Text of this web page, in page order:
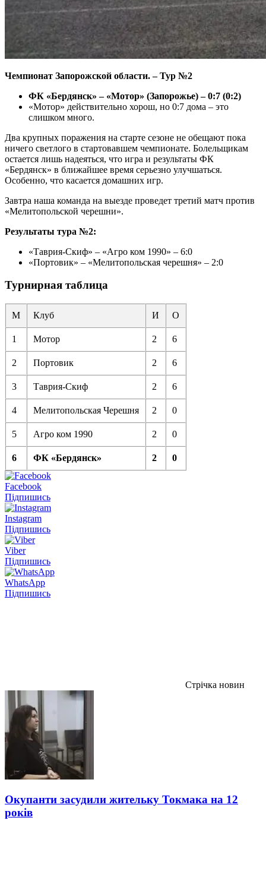
Чемпионат Запорожской области. –Тур №2
ФК «Бердянск» – «Мотор» (Запорожье) – 0:7 (0:2)
«Мотор» действительно хорош, но 0:7 дома – это
слишком много.
Два крупных поражения на старте сезоне не обещают пока
ничего светлого в стартовавшем чемпионате. Болельщикам
остается лишь надеяться, что игра и результаты ФК
«Бердянск» в ближайшее время серьезно улучшаться.
Особенно, что касается домашних игр.
Завтра наша команда на выезде проведет третий матч против
«Мелитопольской черешни».
Результаты тура №2:
«Таврия-Скиф» – «Агро ком 1990» – 6:0
«Портовик» – «Мелитопольская черешня» – 2:0
Турнирная таблица
М Клуб И О
1 Мотор 2 6
2 Портовик 2 6
3 Таврия-Скиф 2 6
4 Мелитопольская Черешня 2 0
5 Агро ком 1990 2 0
6 ФК «Бердянск» 2 0
Facebook
Підпишись
Instagram
Підпишись
Viber
Підпишись
WhatsApp
Підпишись
Стрічка новин
Окупанти засудили жительку Токмака на 12
років